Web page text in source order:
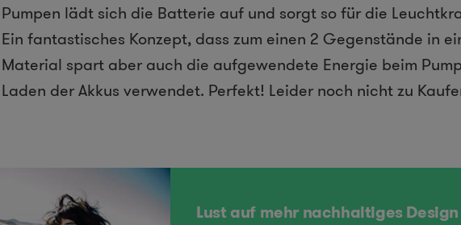
Pumpen lädt sich die Batterie auf und sorgt so für die
Ein fantastisches Konzept, dass zum einen 2 Gegenstände in
Material spart aber auch die aufgewendete Energie beim
Laden der Akkus verwendet. Perfekt! Leider noch nicht zu
Lust auf mehr nachhaltiges Design